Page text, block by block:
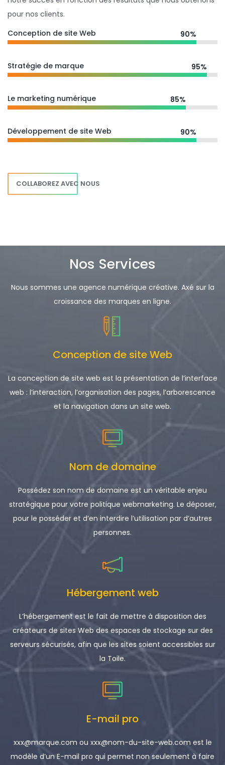
pour nos clients.
Conception de site Web
90%
Stratégie de marque 95%
Le marketing numérique 85%
Développement de site Web 90%
COLLABOREZ AVEC NOUS
Nos Services
Nous sommes une agence numérique créative. Axé sur la
croissance des marques en ligne.
Conception de site Web
La conception de site web est la présentation de l’interface
web : l’interaction, l’organisation des pages, l’arborescence
et la navigation dans un site web.
Nom de domaine
Possédez son nom de domaine est un véritable enjeu
stratégique pour votre politique webmarketing. Le déposer,
pour le posséder et d’en interdire l’utilisation par d’autres
personnes.
Hébergement web
L’hébergement est le fait de mettre à disposition des
créateurs de sites Web des espaces de stockage sur des
serveurs sécurisés, afin que les sites soient accessibles sur
la Toile.
E-mail pro
xxx@marque.com ou xxx@nom-du-site-web.com est le
modèle d’un E-mail pro qui permet non seulement à faire